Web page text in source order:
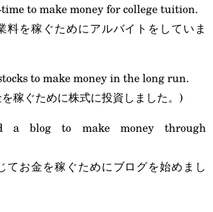
to make money for college tuition.
料を稼ぐためにアルバイトをしていま
to make money in the long run.
稼ぐために株式に投資しました。)
a blog to make money through
てお金を稼ぐためにブログを始めまし